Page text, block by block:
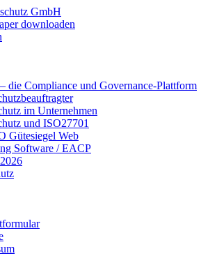
downloaden
die Compliance und Governance-Plattform
im Unternehmen
und ISO27701
Gütesiegel Web
Software / EACP